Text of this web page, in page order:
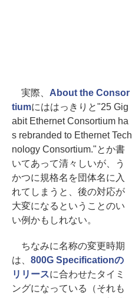
実際、 About the Consor
tiumにははっきりと"25 Gig
abit Ethernet Consortium ha
s rebranded to Ethernet Tech
nology Consortium."とか書
いてあって清々しいが、う
かつに規格名を団体名に入
れてしまうと、後の対応が
大変になるということのい
い例かもしれない。
ちなみに名称の変更時期
は、 800G Specificationの
リリースに合わせたタイミ
ングになっている（それも